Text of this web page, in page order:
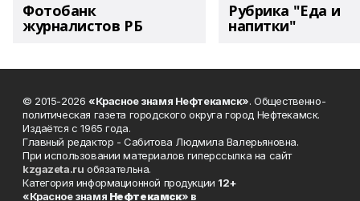
Фотобанк
журналистов РБ
Рубрика "Еда и
напитки"
© 2015-2026 «Красное знамя Нефтекамск». Общественно-
политическая газета городского округа город Нефтекамск.
Издаётся с 1965 года.
Главный редактор - Сабитова Людмила Валерьяновна.
При использовании материалов гиперссылка на сайт
kzgazeta.ru обязательна.
Категория информационной продукции 12+
«Красное знамя Нефтекамск» в